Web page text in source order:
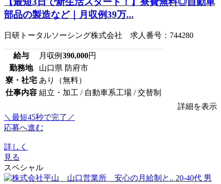
部品の製造など｜月収例39万...
日研トータルソーシング株式会社 求人番号：744280
給与 月収例 390,000円
勤務地
山口県 防府市
寮・社宅 あり（無料）
仕事内容 組立・加工 / 自動車系工場 / 交替制
詳細を表示
＼最短45秒で完了／
応募へ進む
詳しく
見る
スペシャル